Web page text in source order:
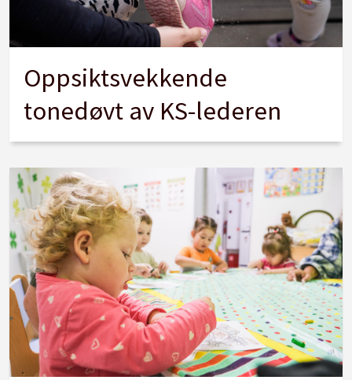
Oppsiktsvekkende
tonedøvt av KS-lederen